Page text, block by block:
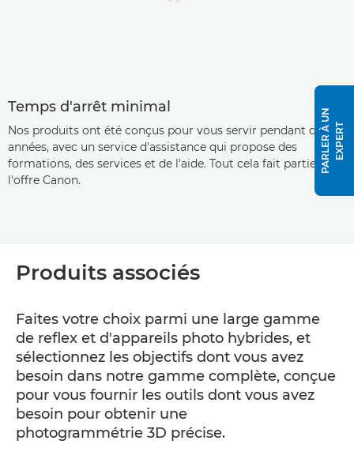
Temps d'arrêt minimal
Nos produits ont été conçus pour vous servir pendant des
années, avec un service d'assistance qui propose des
formations, des services et de l'aide. Tout cela fait partie de
l'offre Canon.
Produits associés
Faites votre choix parmi une large gamme
de reflex et d'appareils photo hybrides, et
sélectionnez les objectifs dont vous avez
besoin dans notre gamme complète, conçue
pour vous fournir les outils dont vous avez
besoin pour obtenir une
photogrammétrie 3D précise.
P
A
R
L
E
R
À
U
N
E
X
P
E
RT